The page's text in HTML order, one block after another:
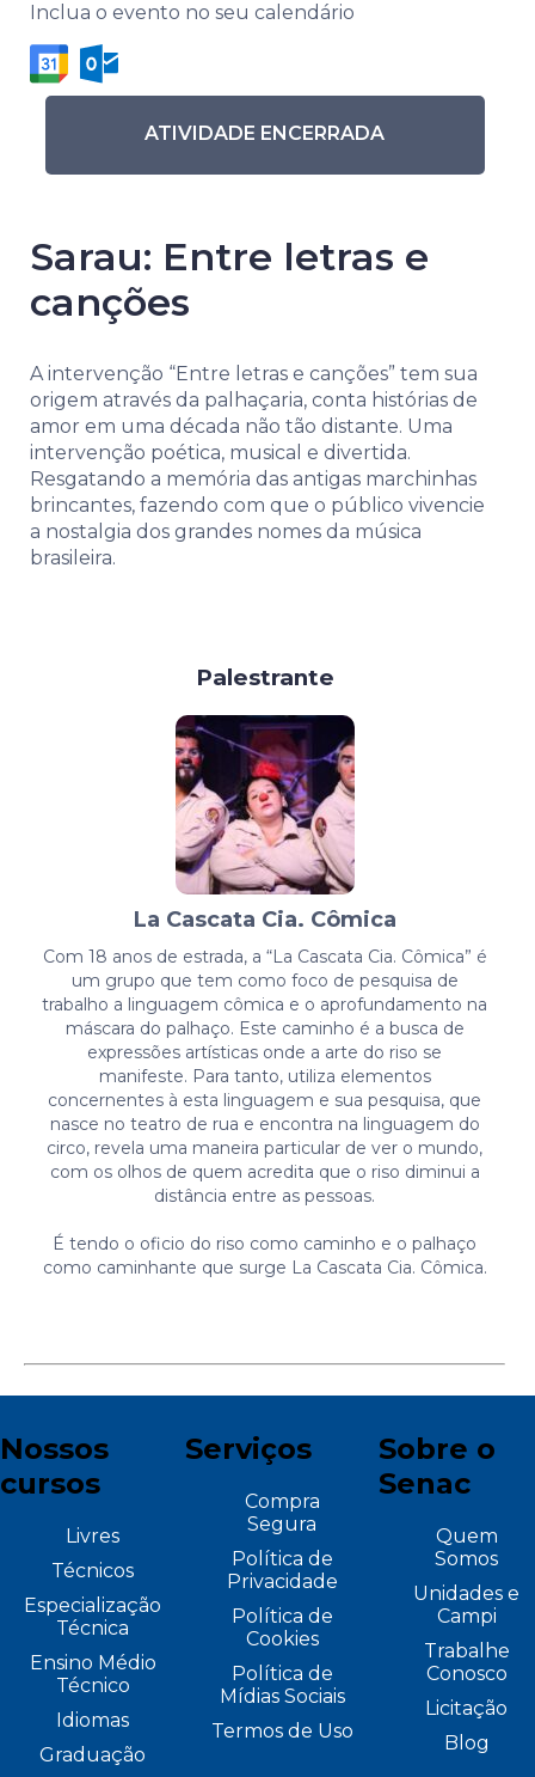
Inclua o evento no seu calendário
ATIVIDADE ENCERRADA
Sarau: Entre letras e
canções
A intervenção “Entre letras e canções” tem sua
origem através da palhaçaria, conta histórias de
amor em uma década não tão distante. Uma
intervenção poética, musical e divertida.
Resgatando a memória das antigas marchinhas
brincantes, fazendo com que o público vivencie
a nostalgia dos grandes nomes da música
brasileira.
Palestrante
La Cascata Cia. Cômica
Com 18 anos de estrada, a “La Cascata Cia. Cômica” é
um grupo que tem como foco de pesquisa de
trabalho a linguagem cômica e o aprofundamento na
máscara do palhaço. Este caminho é a busca de
expressões artísticas onde a arte do riso se
manifeste. Para tanto, utiliza elementos
concernentes à esta linguagem e sua pesquisa, que
nasce no teatro de rua e encontra na linguagem do
circo, revela uma maneira particular de ver o mundo,
com os olhos de quem acredita que o riso diminui a
distância entre as pessoas.
É tendo o oficio do riso como caminho e o palhaço
como caminhante que surge La Cascata Cia. Cômica.
Nossos
cursos
Livres
Técnicos
Especialização
Técnica
Ensino Médio
Técnico
Idiomas
Graduação
Serviços
Compra
Segura
Política de
Privacidade
Política de
Cookies
Política de
Mídias Sociais
Termos de Uso
Sobre o
Senac
Quem
Somos
Unidades e
Campi
Trabalhe
Conosco
Licitação
Blog